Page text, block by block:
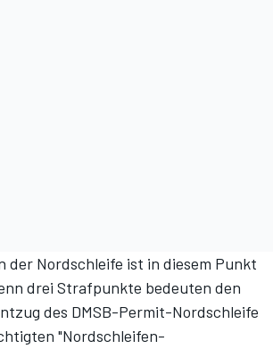
der Nordschleife ist in diesem Punkt
drei Strafpunkte bedeuten den
des DMSB-Permit-Nordschleife
"Nordschleifen-